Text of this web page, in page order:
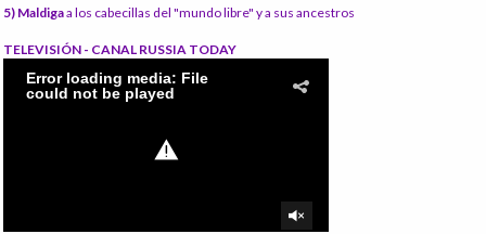
5) Maldigaa los cabecillas del "mundo libre" y a sus ancestros
TELEVISIÓN - CANAL RUSSIA TODAY